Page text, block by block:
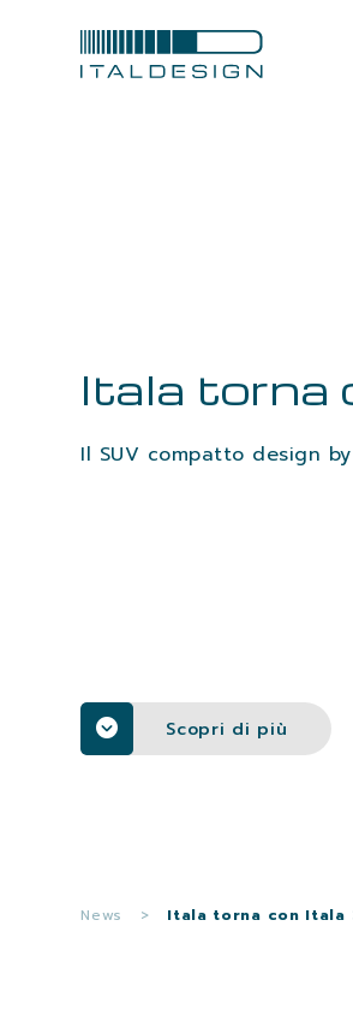
Itala torna
Il SUV compatto design
Scopri di più
News > Itala torna con Itala